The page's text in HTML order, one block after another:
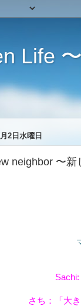
Life
2日水曜日
neighbor 〜新
さち：「大